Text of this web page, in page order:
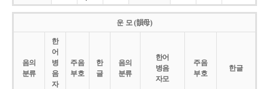
운 모 (韻母)
음의
분류
한
어
병
음
자
주음
부호
한
글
음의
분류
한어
병음
자모
주음
부호
한글